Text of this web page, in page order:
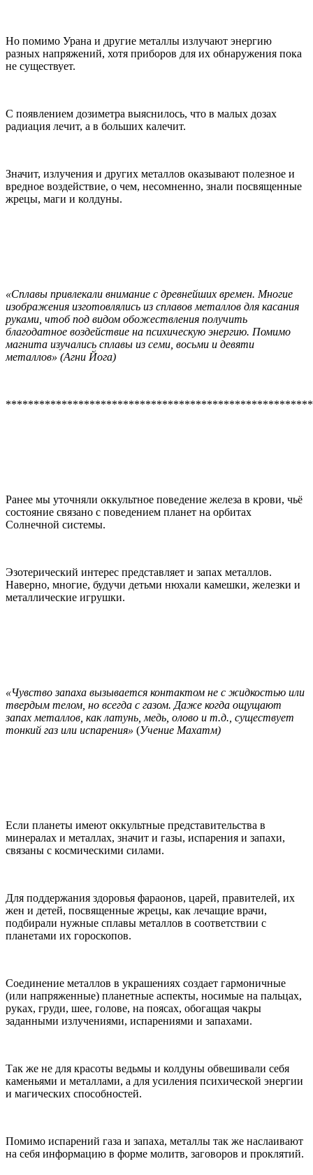
Но помимо Урана и другие металлы излучают энергию
разных напряжений, хотя приборов для их обнаружения пока
не существует.
С появлением дозиметра выяснилось, что в малых дозах
радиация лечит, а в больших калечит.
Значит, излучения и других металлов оказывают полезное и
вредное воздействие, о чем, несомненно, знали посвященные
жрецы, маги и колдуны.
«Сплавы привлекали внимание с древнейших времен. Многие
изображения изготовлялись из сплавов металлов для касания
руками, чтоб под видом обожествления получить
благодатное воздействие на психическую энергию. Помимо
магнита изучались сплавы из семи, восьми и девяти
металлов» (Агни Йога)
Ранее мы уточняли оккультное поведение железа в крови, чьё
состояние связано с поведением планет на орбитах
Солнечной системы.
Эзотерический интерес представляет и запах металлов.
Наверно, многие, будучи детьми нюхали камешки, железки и
металлические игрушки.
«Чувство запаха вызывается контактом не с жидкостью или
твердым телом, но всегда с газом. Даже когда ощущают
запах металлов, как латунь, медь, олово и т.д., существует
тонкий газ или испарения» (Учение Махатм)
Если планеты имеют оккультные представительства в
минералах и металлах, значит и газы, испарения и запахи,
связаны с космическими силами.
Для поддержания здоровья фараонов, царей, правителей, их
жен и детей, посвященные жрецы, как лечащие врачи,
подбирали нужные сплавы металлов в соответствии с
планетами их гороскопов.
Соединение металлов в украшениях создает гармоничные
(или напряженные) планетные аспекты, носимые на пальцах,
руках, груди, шее, голове, на поясах, обогащая чакры
заданными излучениями, испарениями и запахами.
Так же не для красоты ведьмы и колдуны обвешивали себя
каменьями и металлами, а для усиления психической энергии
и магических способностей.
Помимо испарений газа и запаха, металлы так же наслаивают
на себя информацию в форме молитв, заговоров и проклятий.